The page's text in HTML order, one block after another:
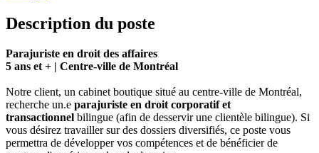
Description du poste
Parajuriste en droit des affaires
5 ans et + | Centre-ville de Montréal
Notre client, un cabinet boutique situé au centre-ville de Montréal,
recherche un.e parajuriste en droit corporatif et
transactionnel bilingue (afin de desservir une clientèle bilingue). Si
vous désirez travailler sur des dossiers diversifiés, ce poste vous
permettra de développer vos compétences et de bénéficier de